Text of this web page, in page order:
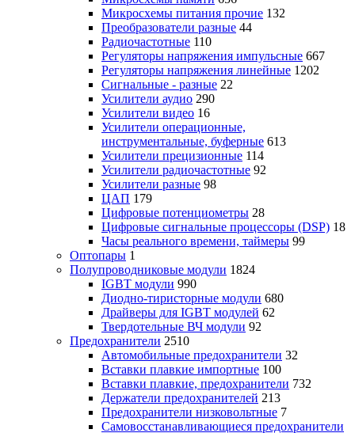
Микросхемы питания прочие 132
Преобразователи разные 44
Радиочастотные 110
Регуляторы напряжения импульсные 667
Регуляторы напряжения линейные 1202
Сигнальные - разные 22
Усилители аудио 290
Усилители видео 16
Усилители операционные,
инструментальные, буферные 613
Усилители прецизионные 114
Усилители радиочастотные 92
Усилители разные 98
ЦАП 179
Цифровые потенциометры 28
Цифровые сигнальные процессоры (DSP) 18
Часы реального времени, таймеры 99
Оптопары 1
Полупроводниковые модули 1824
IGBT модули 990
Диодно-тиристорные модули 680
Драйверы для IGBT модулей 62
Твердотельные ВЧ модули 92
Предохранители 2510
Автомобильные предохранители 32
Вставки плавкие импортные 100
Вставки плавкие, предохранители 732
Держатели предохранителей 213
Предохранители низковольтные 7
Самовосстанавливающиеся предохранители